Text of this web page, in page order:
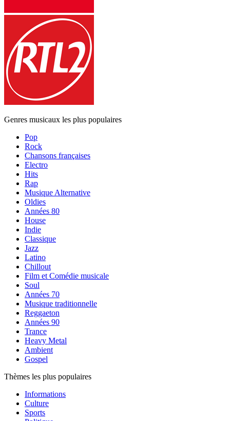
Genres musicaux les plus populaires
Pop
Rock
Chansons françaises
Electro
Hits
Rap
Musique Alternative
Oldies
Années 80
House
Indie
Classique
Jazz
Latino
Chillout
Film et Comédie musicale
Soul
Années 70
Musique traditionnelle
Reggaeton
Années 90
Trance
Heavy Metal
Ambient
Gospel
Thèmes les plus populaires
Informations
Culture
Sports